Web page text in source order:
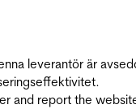
leverantör är
and report the